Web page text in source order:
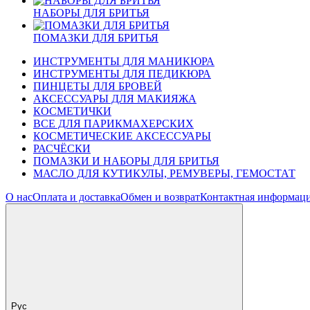
НАБОРЫ ДЛЯ БРИТЬЯ
ПОМАЗКИ ДЛЯ БРИТЬЯ
ИНСТРУМЕНТЫ ДЛЯ МАНИКЮРА
ИНСТРУМЕНТЫ ДЛЯ ПЕДИКЮРА
ПИНЦЕТЫ ДЛЯ БРОВЕЙ
АКСЕССУАРЫ ДЛЯ МАКИЯЖА
КОСМЕТИЧКИ
ВСЕ ДЛЯ ПАРИКМАХЕРСКИХ
КОСМЕТИЧЕСКИЕ АКСЕССУАРЫ
РАСЧËСКИ
ПОМАЗКИ И НАБОРЫ ДЛЯ БРИТЬЯ
МАСЛО ДЛЯ КУТИКУЛЫ, РЕМУВЕРЫ, ГЕМОСТАТ
О насОплата и доставкаОбмен и возвратКонтактная
Рус